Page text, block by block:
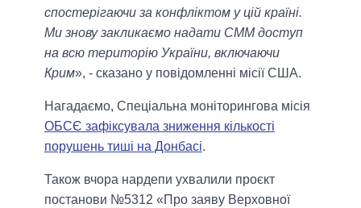
спостерігаючи за конфліктом у цій країні.
Ми знову закликаємо надати СММ доступ
на всю територію України, включаючи
Крим», - сказано у повідомленні місії США.
Нагадаємо, Спеціальна моніторингова місія
ОБСЄ зафіксувала зниження кількості
порушень тиші на Донбасі.
Також вчора нардепи ухвалили проєкт
постанови №5312 «Про заяву Верховної